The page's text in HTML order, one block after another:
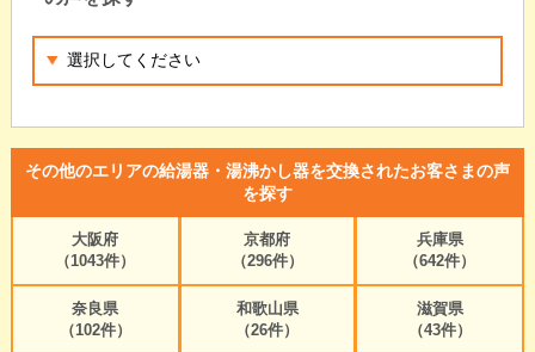
その他のエリアの給湯器・湯沸かし器を交換されたお客さまの声
を探す
大阪府
（1043件）
京都府
（296件）
兵庫県
（642件）
奈良県
（102件）
和歌山県
（26件）
滋賀県
（43件）